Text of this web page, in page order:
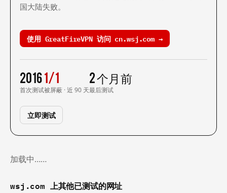
国大陆失败。
使用 GreatFireVPN 访问 cn.wsj.com →
2016
首次测试
1/1
被屏蔽 · 近 90 天
2 个月前
最后测试
立即测试
加载中……
wsj.com 上其他已测试的网址